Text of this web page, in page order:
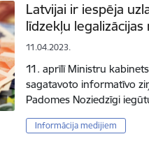
Latvijai ir iespēja
līdzekļu
11.04.2023.
11. aprīlī Ministru
sagatavoto informatīvo
Padomes Noziedzīgi
Informācija medijiem